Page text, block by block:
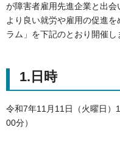
が障害者雇用先進企業と出会
より良い就労や雇用の促進
ラム」を下記のとおり開催し
1.日時
令和7年11月11日（火曜日
00分）